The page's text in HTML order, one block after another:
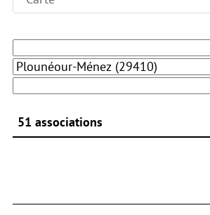
51 associations